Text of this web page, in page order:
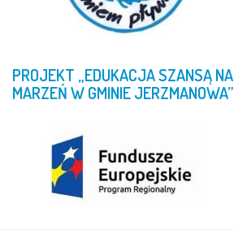
PROJEKT „EDUKACJASZANSĄNA
MARZEŃWGMINIEJERZMANOWA”